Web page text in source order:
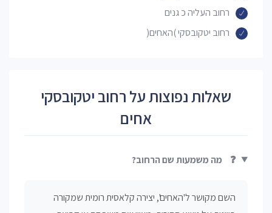
רחוב העליה כ גנים
רחוב יטקובסקי )האחים(
שאלות נפוצות על רחוב יטקובסקי
אחים
❓ מה משמעות שם הרחוב?
השם מקושר ל'האחים', יצירה קלאסית רומית שמקורה